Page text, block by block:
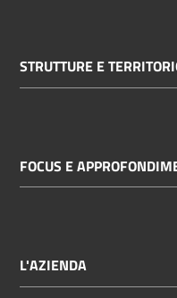
STRUTTURE E
FOCUS E
L'AZIENDA